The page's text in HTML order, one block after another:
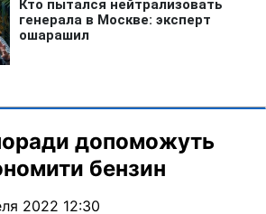
допоможуть
бензин
2022 12:30